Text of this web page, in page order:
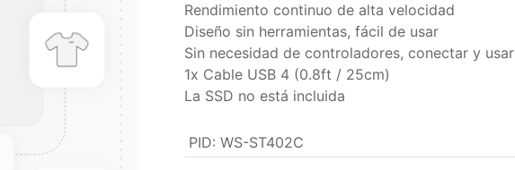
Rendimiento continuo de alta velocidad
Diseño sin herramientas, fácil de usar
Sin necesidad de controladores, conectar y usar
1x Cable USB 4 (0.8ft / 25cm)
La SSD no está incluida
PID: WS-ST402C